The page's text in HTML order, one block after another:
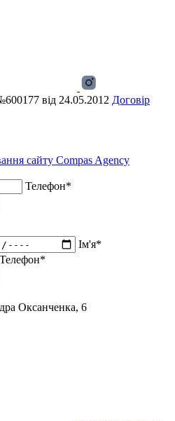
від 24.05.2012 Договір
сайту Compas Agency
Телефон*
Ім'я*
Телефон*
Оксанченка, 6